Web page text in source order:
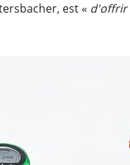
est « d'offrir